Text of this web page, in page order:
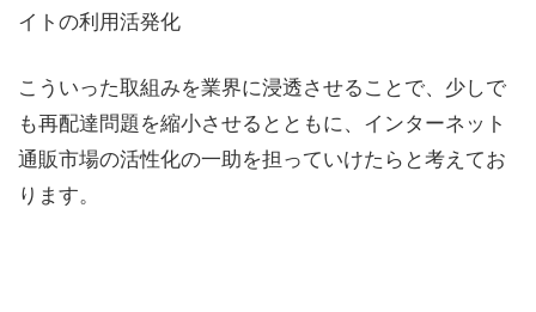
イトの利用活発化
こういった取組みを業界に浸透させることで、少しで
も再配達問題を縮小させるとともに、インターネット
通販市場の活性化の一助を担っていけたらと考えてお
ります。